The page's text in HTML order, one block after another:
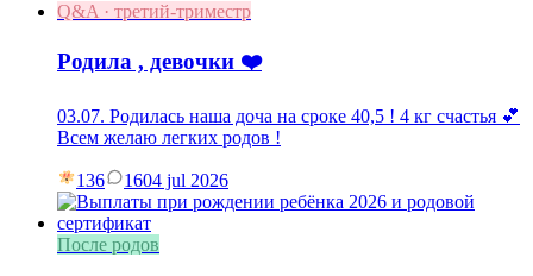
Q&A · третий-триместр
Родила , девочки ❤️
03.07. Родилась наша доча на сроке 40,5 ! 4 кг счастья 💕
Всем желаю легких родов !
136 1604 jul 2026
После родов